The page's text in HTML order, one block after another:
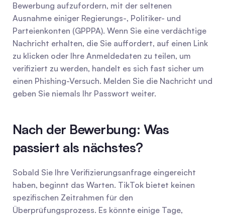
Bewerbung aufzufordern, mit der seltenen
Ausnahme einiger Regierungs-, Politiker- und
Parteienkonten (GPPPA). Wenn Sie eine verdächtige
Nachricht erhalten, die Sie auffordert, auf einen Link
zu klicken oder Ihre Anmeldedaten zu teilen, um
verifiziert zu werden, handelt es sich fast sicher um
einen Phishing-Versuch. Melden Sie die Nachricht und
geben Sie niemals Ihr Passwort weiter.
Nach der Bewerbung: Was
passiert als nächstes?
Sobald Sie Ihre Verifizierungsanfrage eingereicht
haben, beginnt das Warten. TikTok bietet keinen
spezifischen Zeitrahmen für den
Überprüfungsprozess. Es könnte einige Tage,